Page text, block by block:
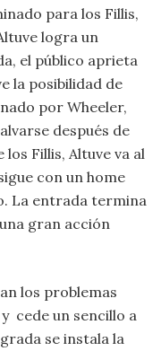
para los Fillis,
logra un
el público aprieta
la posibilidad de
por Wheeler,
después de
Fillis, Altuve va al
con un home
La entrada termina
gran acción
los problemas
cede un sencillo a
se instala la